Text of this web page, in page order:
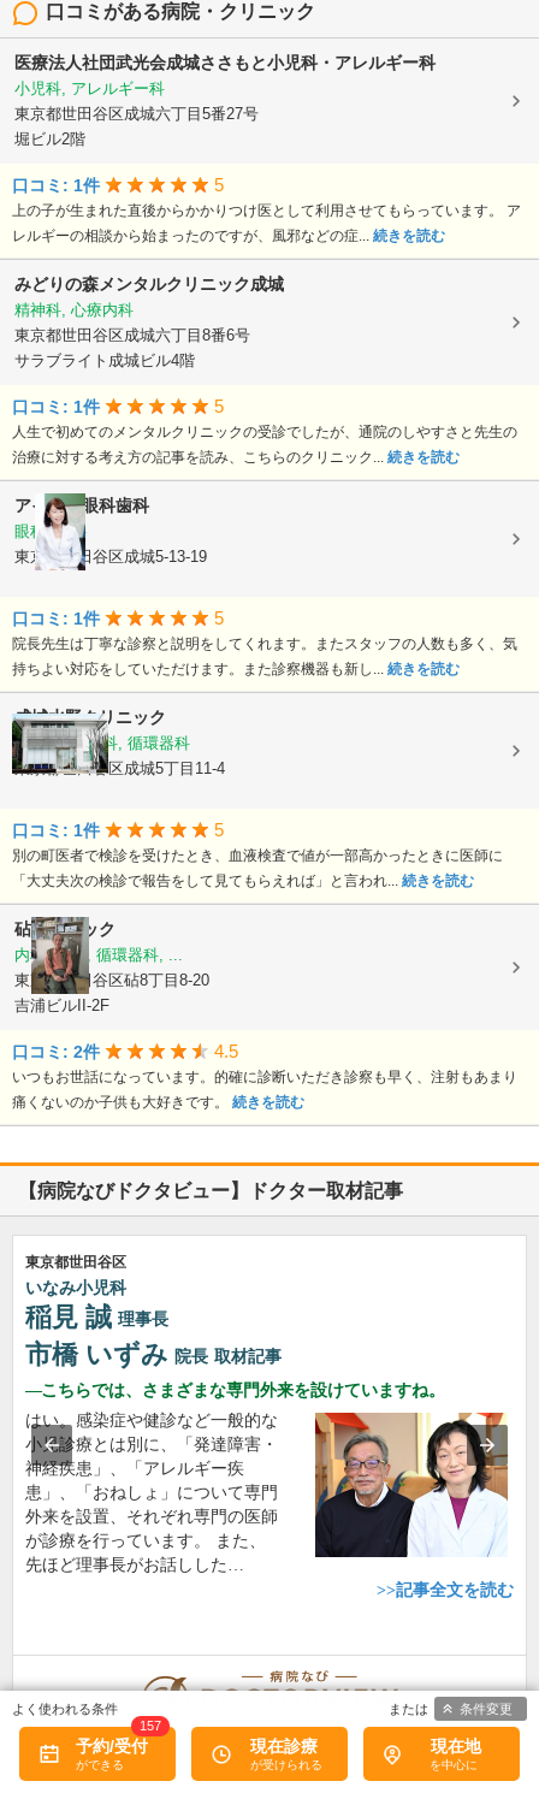
口コミがある病院・クリニック
医療法人社団武光会成城ささもと小児科・アレルギー科
小児科, アレルギー科
東京都世田谷区成城六丁目5番27号
堀ビル2階
口コミ: 1件 5
上の子が生まれた直後からかかりつけ医として利用させてもらっています。 ア
レルギーの相談から始まったのですが、風邪などの症... 続きを読む
みどりの森メンタルクリニック成城
精神科, 心療内科
東京都世田谷区成城六丁目8番6号
サラブライト成城ビル4階
口コミ: 1件 5
人生で初めてのメンタルクリニックの受診でしたが、通院のしやすさと先生の
治療に対する考え方の記事を読み、こちらのクリニック... 続きを読む
アイリス眼科歯科
眼科, 歯科
東京都世田谷区成城5-13-19
口コミ: 1件 5
院長先生は丁寧な診察と説明をしてくれます。またスタッフの人数も多く、気
持ちよい対応をしていただけます。また診察機器も新し... 続きを読む
成城水野クリニック
内科, 消化器科, 循環器科
東京都世田谷区成城5丁目11-4
口コミ: 1件 5
別の町医者で検診を受けたとき、血液検査で値が一部高かったときに医師に
「大丈夫次の検診で報告をして見てもらえれば」と言われ... 続きを読む
砧クリニック
内科, 外科, 循環器科, ...
東京都世田谷区砧8丁目8-20
吉浦ビルII-2F
口コミ: 2件 4.5
いつもお世話になっています。的確に診断いただき診察も早く、注射もあまり
痛くないのか子供も大好きです。 続きを読む
【病院なびドクタビュー】ドクター取材記事
東京都世田谷区
いなみ小児科
稲見 誠 理事長
市橋 いずみ 院長 取材記事
こちらでは、さまざまな専門外来を設けていますね。
はい。感染症や健診など一般的な
小児診療とは別に、「発達障害・
神経疾患」、「アレルギー疾
患」、「おねしょ」について専門
外来を設置、それぞれ専門の医師
が診療を行っています。 また、
先ほど理事長がお話しした…
>>記事全文を読む
予約/受付
157
現在診療 現在地
条件変更